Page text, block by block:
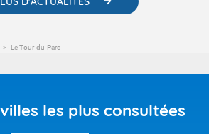
Le Tour-du-Parc
les plus consultées